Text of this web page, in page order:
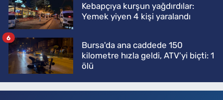
Kebapçıya kurşun yağdırdılar:
Yemek yiyen 4 kişi yaralandı
Bursa'da ana caddede 150
kilometre hızla geldi, ATV'yi biçti: 1
ölü
6